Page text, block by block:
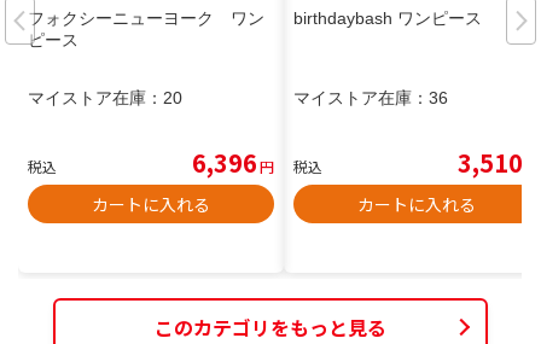
フォクシーニューヨーク ワン
ピース
マイストア在庫： 20
税込 6,396円
カートに入れる
birthdaybash ワンピース
マイストア在庫： 36
税込 3,510
カートに入れる
このカテゴリをもっと見る